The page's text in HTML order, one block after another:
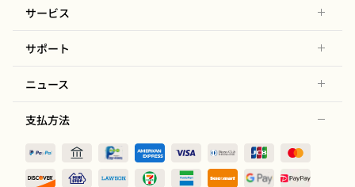
サービス
サポート
ニュース
支払方法